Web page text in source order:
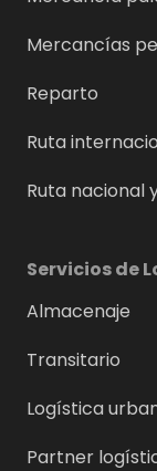
Mercancías
Reparto
Ruta
Ruta nacional
Servicios de
Almacenaje
Transitario
Logística
Partner